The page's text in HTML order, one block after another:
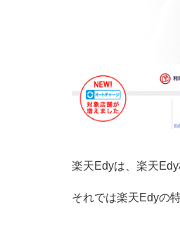
楽天Edyは、楽天
それでは楽天Edyの